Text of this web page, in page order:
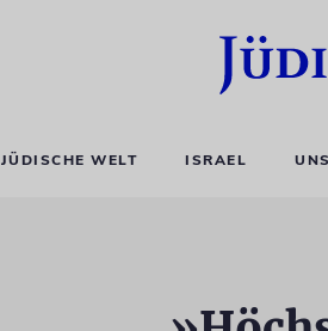
JÜDISCHE WELT ISRAEL